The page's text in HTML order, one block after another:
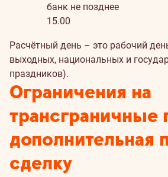
банк не позднее
15.00
Расчётный день – это рабочий
выходных, национальных и
праздников).
Ограничения на
трансграничные
дополнительная
сделку